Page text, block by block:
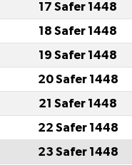
17 Safer 1448
18 Safer 1448
19 Safer 1448
20 Safer 1448
21 Safer 1448
22 Safer 1448
23 Safer 1448